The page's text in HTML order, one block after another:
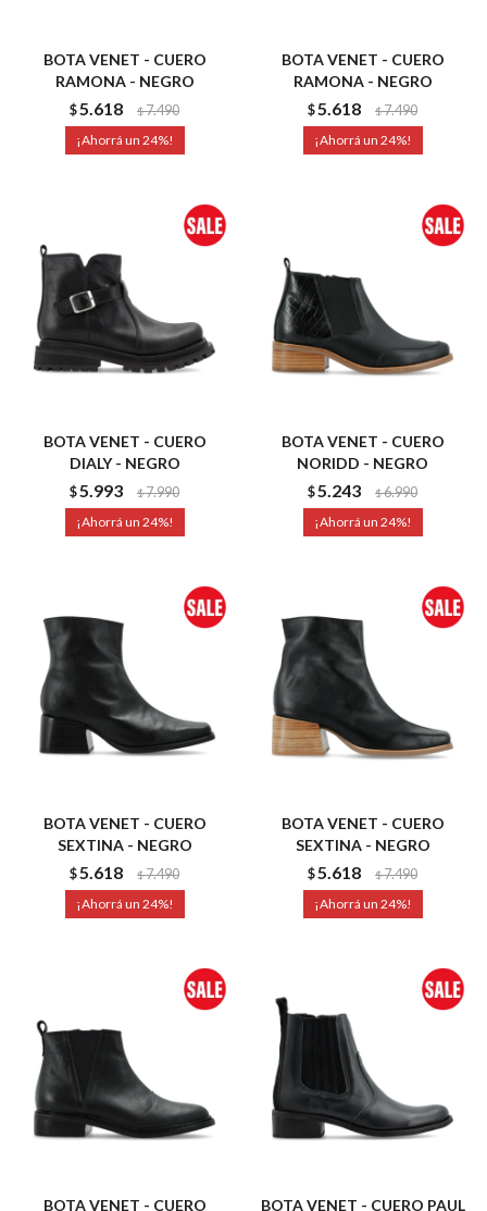
BOTA VENET - CUERO
RAMONA - NEGRO
$5.618 $7.490
24
BOTA VENET - CUERO
RAMONA - NEGRO
$5.618 $7.490
24
BOTA VENET - CUERO
DIALY - NEGRO
$5.993 $7.990
24
BOTA VENET - CUERO
NORIDD - NEGRO
$5.243 $6.990
24
BOTA VENET - CUERO
SEXTINA - NEGRO
$5.618 $7.490
24
BOTA VENET - CUERO
SEXTINA - NEGRO
$5.618 $7.490
24
BOTA VENET - CUERO BOTA VENET - CUERO PAUL